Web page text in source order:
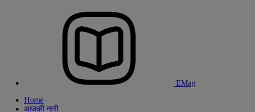
EMag
Home
आजकी नारी